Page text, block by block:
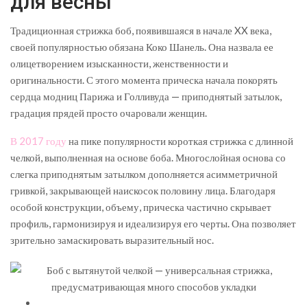
Традиционная стрижка боб, появившаяся в начале XX века,
своей популярностью обязана Коко Шанель. Она назвала ее
олицетворением изысканности, женственности и
оригинальности. С этого момента прическа начала покорять
сердца модниц Парижа и Голливуда — приподнятый затылок,
градация прядей просто очаровали женщин.
В 2017 году на пике популярности короткая стрижка с длинной
челкой, выполненная на основе боба. Многослойная основа со
слегка приподнятым затылком дополняется асимметричной
гривкой, закрывающей наискосок половину лица. Благодаря
особой конструкции, объему, прическа частично скрывает
профиль, гармонизируя и идеализируя его черты. Она позволяет
зрительно замаскировать выразительный нос.